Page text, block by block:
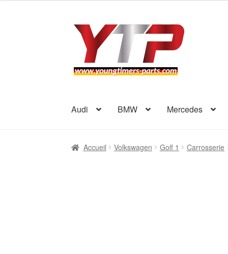
Aller
navigation
Aller
contenu
Audi BMW Mercedes
Accueil Volkswagen Golf 1 Carrosserie